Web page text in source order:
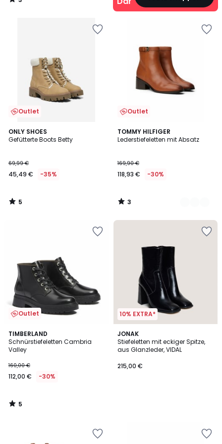
/
Outlet
ONLY SHOES
Gefütterte Boots Betty
69,99 €
45,49 € -35%
5
/
5
/
Outlet
TOMMY HILFIGER
Lederstiefeletten mit Absatz
169,90 €
118,93 € -30%
3
/
2
Farben
3
/
Outlet
TIMBERLAND
Schnürstiefeletten Cambria
Valley
160,00 €
112,00 € -30%
5
/
5
5
/
10% EXTRA*
JONAK
Stiefeletten mit eckiger Spitze,
aus Glanzleder, VIDAL
215,00 €